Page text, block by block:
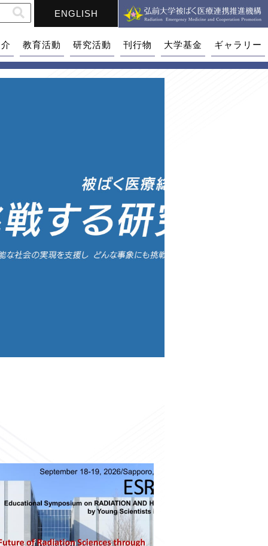
ENGLISH
教育活動 研究活動 刊行物 大学基金 ギャラリー